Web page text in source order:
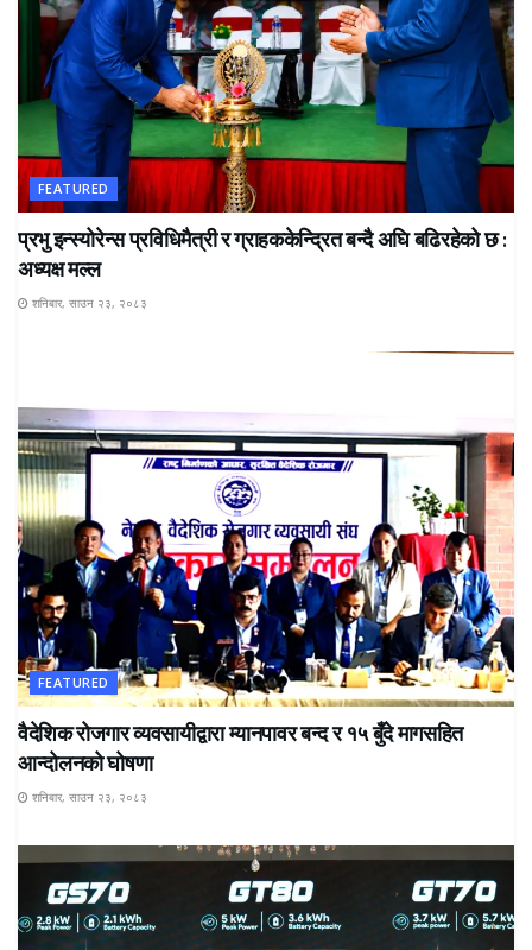
FEATURED
प्रभु इन्स्योरेन्स प्रविधिमैत्री र ग्राहककेन्द्रित बन्दै अघि बढिरहेको छ :
अध्यक्ष मल्ल
शनिबार, साउन २३, २०८३
FEATURED
वैदेशिक रोजगार व्यवसायीद्वारा म्यानपावर बन्द र १५ बुँदे मागसहित
आन्दोलनको घोषणा
शनिबार, साउन २३, २०८३